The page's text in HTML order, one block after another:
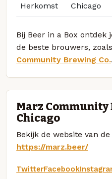
Herkomst Chicago
Bij Beer in a Box ontdek
de beste brouwers,
Community Brewing Co..
Marz Community
Chicago
Bekijk de website van
https://marz.beer/
TwitterFacebook